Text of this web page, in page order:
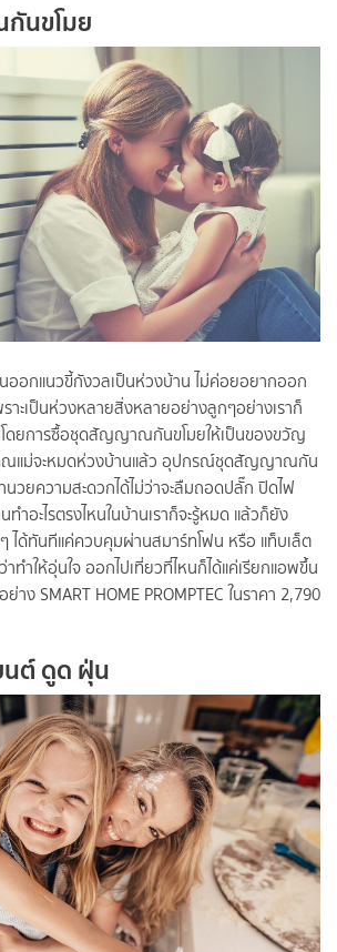
นขโมย
ออกแนวขี้กังวลเป็นห่วงบ้าน ไม่ค่อยอยากออก
ราะเป็นห่วงหลายสิ่งหลายอย่างลูกๆอย่างเราก็
ดยการซื้อชุดสัญญาณกันขโมยให้เป็นของขวัญ
ณแม่จะหมดห่วงบ้านแล้ว อุปกรณ์ชุดสัญญาณกัน
นวยความสะดวกได้ไม่ว่าจะลืมถอดปลั๊ก ปิดไฟ
ทำอะไรตรงไหนในบ้านเราก็จะรู้หมด แล้วก็ยัง
ได้ทันทีแค่ควบคุมผ่านสมาร์ทโฟน หรือ แท็บเล็ต
ทำให้อุ่นใจ ออกไปเที่ยวที่ไหนก็ได้แค่เรียกแอพขึ้น
ย่าง SMART HOME PROMPTEC ในราคา 2,790
ต์ ดูด ฝุ่น